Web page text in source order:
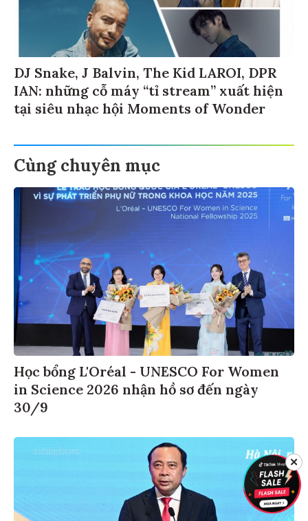
DJ Snake, J Balvin, The Kid LAROI, DPR
IAN: những cỗ máy “tỉ stream” xuất hiện
tại siêu nhạc hội Moments of Wonder
Cùng chuyên mục
Học bổng L'Oréal - UNESCO For Women
in Science 2026 nhận hồ sơ đến ngày
30/9
✕